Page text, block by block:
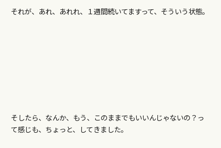
それが、あれ、あれれ、１週間続いてますって、そういう状態。
そしたら、なんか、もう、このままでもいいんじゃないの？っ
て感じも、ちょっと、してきました。